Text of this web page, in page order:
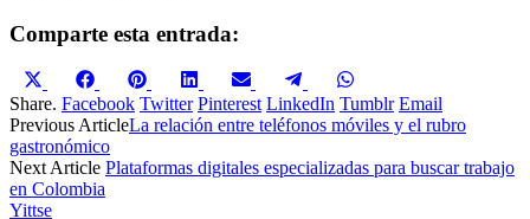
Comparte esta entrada:
Compartir
en
X
(Twitter)
Compartir
en
Facebook
Compartir
en
Pinterest
Compartir
en
LinkedIn
Compartir
en
Email
Compartir
en
Telegram
en
WhatsApp
Share. Facebook Twitter Pinterest LinkedIn Tumblr Email
Previous ArticleLa relación entre teléfonos móviles y el rubro
gastronómico
Next Article Plataformas digitales especializadas para buscar trabajo
en Colombia
Yittse